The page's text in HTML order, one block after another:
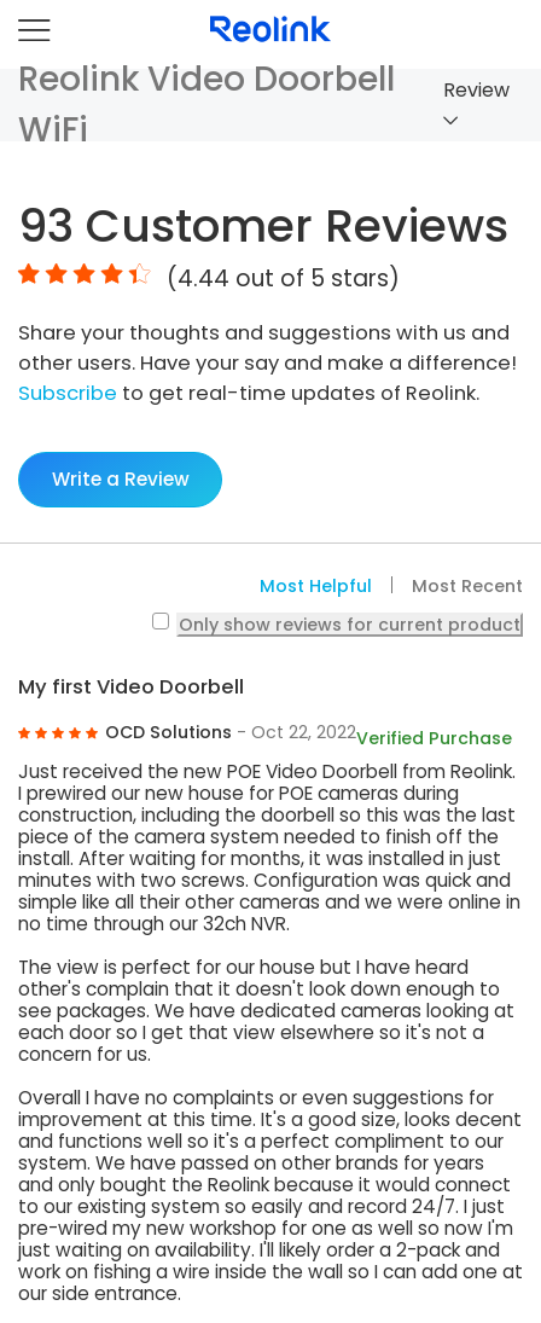
Reolink Video Doorbell
WiFi
Review
Comparison
Accessories
Video
Specs
FAQs
93 Customer Reviews
(4.44 out of 5 stars)
Share your thoughts and suggestions with us and
other users. Have your say and make a difference!
Subscribe to get real-time updates of Reolink.
Write a Review
Most Helpful
Most Recent
Only show reviews for current product
My first Video Doorbell
OCD Solutions - Oct 22, 2022Verified Purchase
Just received the new POE Video Doorbell from Reolink.
I prewired our new house for POE cameras during
construction, including the doorbell so this was the last
piece of the camera system needed to finish off the
install. After waiting for months, it was installed in just
minutes with two screws. Configuration was quick and
simple like all their other cameras and we were online in
no time through our 32ch NVR.
The view is perfect for our house but I have heard
other's complain that it doesn't look down enough to
see packages. We have dedicated cameras looking at
each door so I get that view elsewhere so it's not a
concern for us.
Overall I have no complaints or even suggestions for
improvement at this time. It's a good size, looks decent
and functions well so it's a perfect compliment to our
system. We have passed on other brands for years
and only bought the Reolink because it would connect
to our existing system so easily and record 24/7. I just
pre-wired my new workshop for one as well so now I'm
just waiting on availability. I'll likely order a 2-pack and
work on fishing a wire inside the wall so I can add one at
our side entrance.